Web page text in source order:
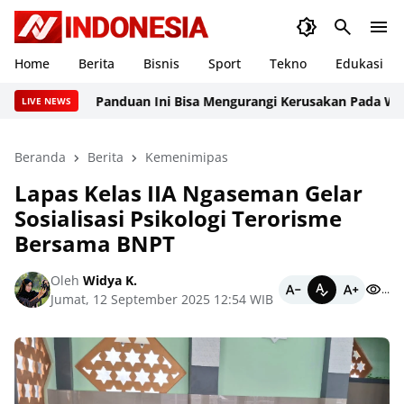
Home Berita Bisnis Sport Tekno Edukasi
LIVE NEWSPanduan Ini Bisa Mengurangi Kerusakan Pada
Beranda Berita Kemenimipas
Lapas Kelas IIA Ngaseman Gelar
Sosialisasi Psikologi Terorisme
Bersama BNPT
Oleh Widya K.
Jumat, 12 September 2025 12:54 WIB
...